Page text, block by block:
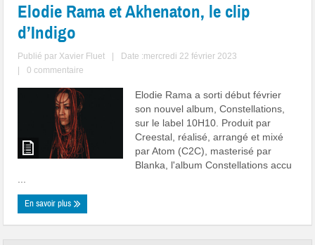
Elodie Rama et Akhenaton, le clip
d’Indigo
Publié par Xavier Fluet
Date :mercredi 22 février 2023
0 commentaire
Elodie Rama a sorti début février
son nouvel album, Constellations,
sur le label 10H10. Produit par
Creestal, réalisé, arrangé et mixé
par Atom (C2C), masterisé par
Blanka, l'album Constellations accu
En savoir plus